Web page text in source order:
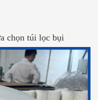
chọn túi lọc bụi